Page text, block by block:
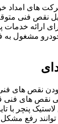
های
نقص فنی
ارائه خدمات
مشغول به
نقص های
نقص های
پنچر با
رفع مشکل